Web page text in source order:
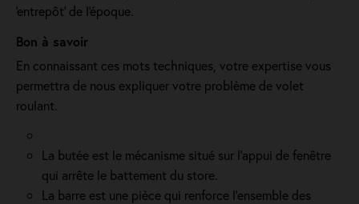
'entrepôt' de l'époque.
Bon à savoir
En connaissant ces mots techniques, votre expertise vous
permettra de nous expliquer votre problème de volet
roulant.
La butée est le mécanisme situé sur l’appui de fenêtre
qui arrête le battement du store.
La barre est une pièce qui renforce l’ensemble des